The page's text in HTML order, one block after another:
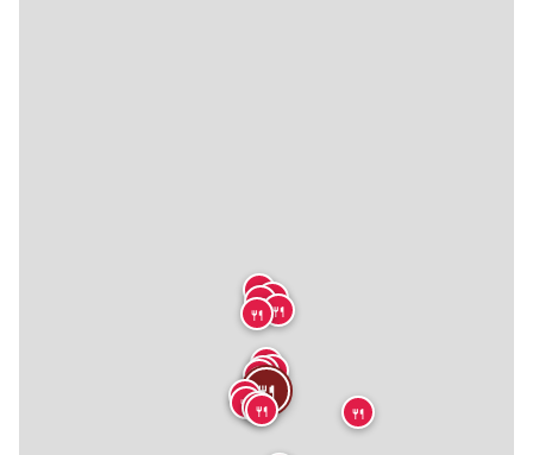
🍴
🍴
🍴
🍴
🍴
🍴
🍴
🍴
🍴
🍴
🍴
🍴 🍴
🍴🍴
🍴
🍴
🍴